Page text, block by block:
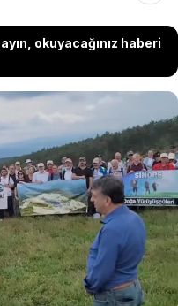
okuyacağınız haberi
Cengiz İnşaat, 9 bin
sahası yapılması
ayında aldı. Duruma
ile Sinop’un
kulüpleri üyeleri